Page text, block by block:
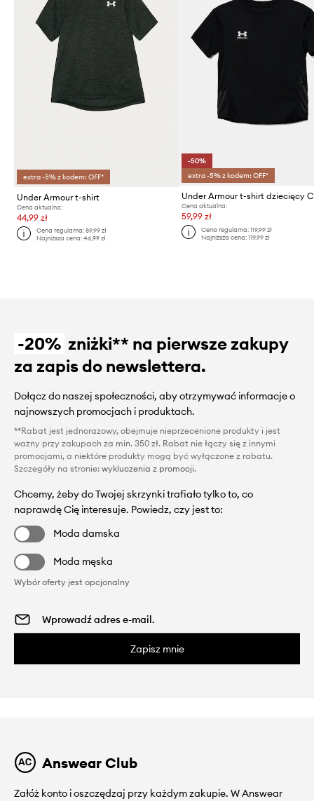
extra -5% z kodem: OFF*
Under Armour t-shirt
Cena aktualna:
44,99 zł
Cena regularna:89,99 zł
Najniższa cena:46,99 zł
-50%
extra -5% z kodem: OFF*
Cena aktualna:
59,99 zł
Cena regularna: 119,99 zł
Najniższa cena: 119,99 zł
-20% zniżki** na pierwsze zakupy
za zapis do newslettera.
Dołącz do naszej społeczności, aby otrzymywać informacje o
najnowszych promocjach i produktach.
**Rabat jest jednorazowy, obejmuje nieprzecenione produkty i jest
ważny przy zakupach za min. 350 zł. Rabat nie łączy się z innymi
promocjami, a niektóre produkty mogą być wyłączone z rabatu.
Szczegóły na stronie: wykluczenia z promocji.
Chcemy, żeby do Twojej skrzynki trafiało tylko to, co
naprawdę Cię interesuje. Powiedz, czy jest to:
Moda damska
Moda męska
Wybór oferty jest opcjonalny
Zapisz mnie
Answear Club
Załóż konto i oszczędzaj przy każdym zakupie. W Answear